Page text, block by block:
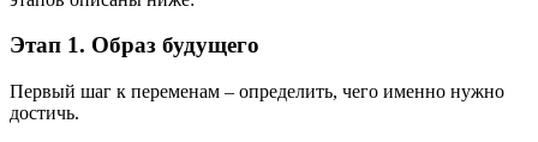
Этап 1. Образ будущего
Первый шаг к переменам – определить, чего именно нужно
достичь.